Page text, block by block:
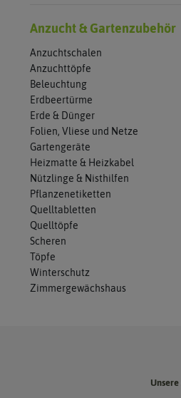
Anzucht & Gartenzubehör
Anzuchtschalen
Anzuchttöpfe
Beleuchtung
Erdbeertürme
Erde & Dünger
Folien, Vliese und Netze
Gartengeräte
Heizmatte & Heizkabel
Nützlinge & Nisthilfen
Pflanzenetiketten
Quelltabletten
Quelltöpfe
Scheren
Töpfe
Winterschutz
Zimmergewächshaus